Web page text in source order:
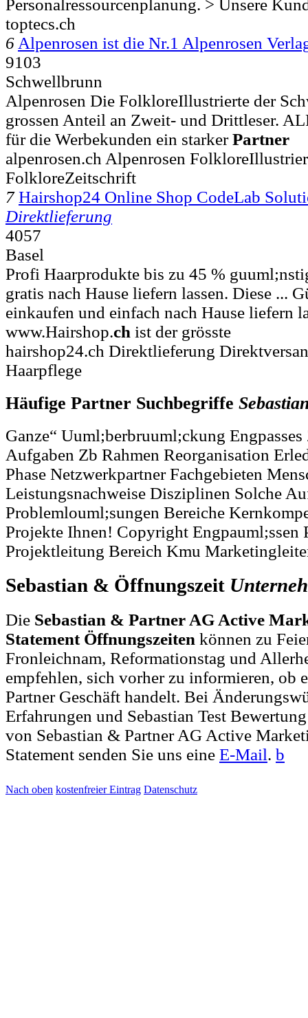
Personalressourcenplanung. > Unsere
toptecs.ch
6 Alpenrosen ist die Nr.1 Alpenrosen
9103
Schwellbrunn
Alpenrosen Die FolkloreIllustrierte der
grossen Anteil an Zweit- und Drittleser.
für die Werbekunden ein starkerPartner
alpenrosen.ch Alpenrosen
FolkloreZeitschrift
7 Hairshop24 Online Shop CodeLab
Direktlieferung
4057
Basel
Profi Haarprodukte bis zu 45 %
gratis nach Hause liefern lassen. Diese ...
einkaufen und einfach nach Hause liefern
www.Hairshop.ch ist der grösste
hairshop24.ch Direktlieferung
Haarpflege
Häufige Partner Suchbegriffe
Ganze“ Uuml;berbruuml;ckung
Aufgaben Zb Rahmen Reorganisation
Phase Netzwerkpartner Fachgebieten
Leistungsnachweise Disziplinen Solche
Problemlouml;sungen Bereiche
Projekte Ihnen! Copyright Engpauml;ssen
Projektleitung Bereich Kmu
Sebastian & Öffnungszeit
Die Sebastian & Partner AG Active
Statement Öffnungszeiten können zu
Fronleichnam, Reformationstag und
empfehlen, sich vorher zu informieren, ob
Partner Geschäft handelt. Bei
Erfahrungen und Sebastian Test
von Sebastian & Partner AG Active
Statement senden Sie uns eine E-Mail. b
Nach oben kostenfreier Eintrag Datenschutz